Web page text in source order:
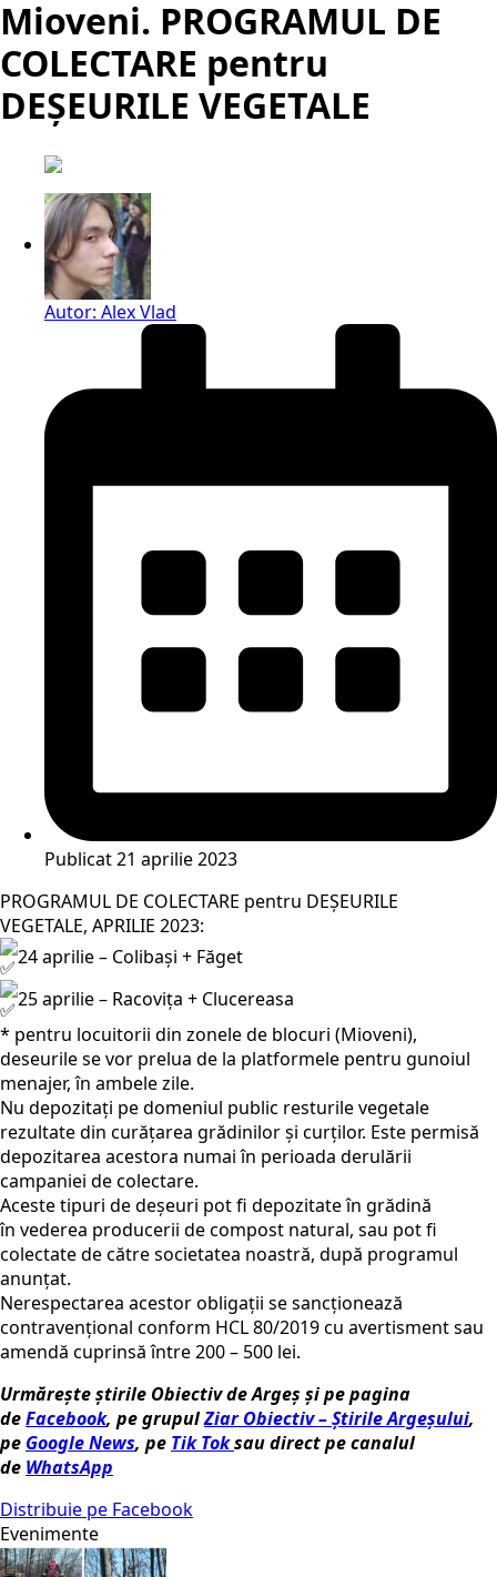
Mioveni. PROGRAMUL DE
COLECTARE pentru
DEȘEURILE VEGETALE
Autor: Alex Vlad
Publicat21 aprilie 2023
PROGRAMUL DE COLECTARE pentru DEȘEURILE
VEGETALE, APRILIE 2023:
24 aprilie – Colibași + Făget
25 aprilie – Racovița + Clucereasa
* pentru locuitorii din zonele de blocuri (Mioveni),
deseurile se vor prelua de la platformele pentru gunoiul
menajer, în ambele zile.
Nu depozitați pe domeniul public resturile vegetale
rezultate din curățarea grădinilor și curților. Este permisă
depozitarea acestora numai în perioada derulării
campaniei de colectare.
Aceste tipuri de deșeuri pot fi depozitate în grădină
în vederea producerii de compost natural, sau pot fi
colectate de către societatea noastră, după programul
anunțat.
Nerespectarea acestor obligații se sancționează
contravențional conform HCL 80/2019 cu avertisment sau
amendă cuprinsă între 200 – 500 lei.
Urmărește știrile Obiectiv de Argeș și pe pagina
deFacebook, pe grupulZiar Obiectiv – Știrile Argeșului,
pe Google News, pe Tik Toksau direct pe canalul
de WhatsApp
Distribuie pe Facebook
Evenimente